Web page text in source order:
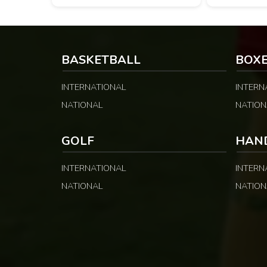
BASKETBALL
INTERNATIONAL
NATIONAL
GOLF
INTERNATIONAL
NATIONAL